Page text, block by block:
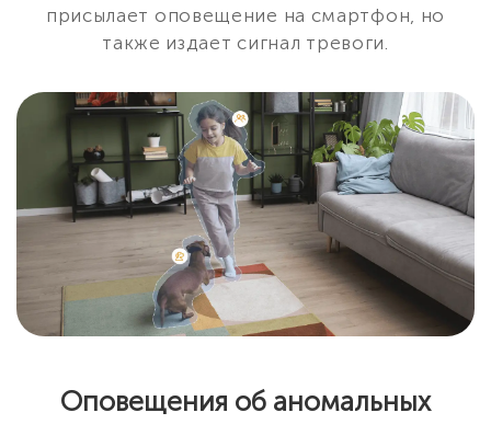
присылает оповещение на смартфон, но
также издает сигнал тревоги.
Оповещения об аномальных